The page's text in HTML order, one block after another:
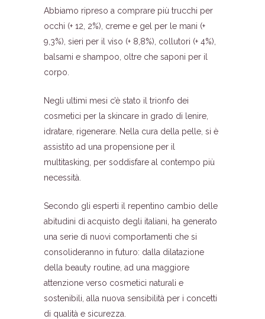
Abbiamo ripreso a comprare più trucchi per
occhi (+ 12, 2%), creme e gel per le mani (+
9,3%), sieri per il viso (+ 8,8%), collutori (+ 4%),
balsami e shampoo, oltre che saponi per il
corpo.
Negli ultimi mesi c’è stato il trionfo dei
cosmetici per la skincare in grado di lenire,
idratare, rigenerare. Nella cura della pelle, si è
assistito ad una propensione per il
multitasking, per soddisfare al contempo più
necessità.
Secondo gli esperti il repentino cambio delle
abitudini di acquisto degli italiani, ha generato
una serie di nuovi comportamenti che si
consolideranno in futuro: dalla dilatazione
della beauty routine, ad una maggiore
attenzione verso cosmetici naturali e
sostenibili, alla nuova sensibilità per i concetti
di qualità e sicurezza.